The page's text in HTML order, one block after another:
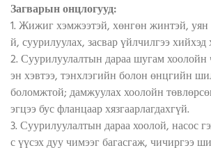
Загварын онцлогууд:
1. Жижиг хэмжээтэй, хөнгөн жинтэй, уян
й, суурилуулах, засвар үйлчилгээ хийхэд
2. Суурилуулалтын дараа шугам хоолойн
эн хэвтээ, тэнхлэгийн болон өнцгийн
боломжтой; дамжуулах хоолойн
эгцээ бус фланцаар хязгаарлагдахгүй.
3. Суурилуулалтын дараа хоолой, насос
с үүсэх дуу чимээг багасгаж, чичиргээ